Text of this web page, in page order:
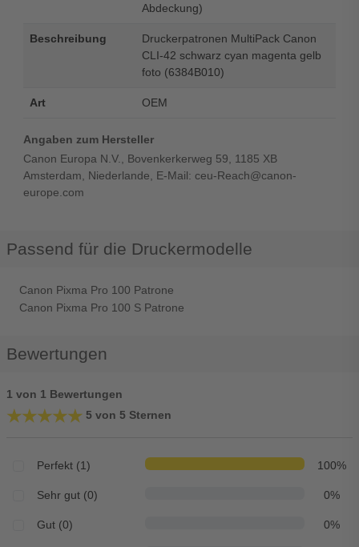
Abdeckung)
Beschreibung
Druckerpatronen MultiPack Canon
CLI-42 schwarz cyan magenta gelb
foto (6384B010)
Art OEM
Angaben zum Hersteller
Canon Europa N.V., Bovenkerkerweg 59, 1185 XB
Amsterdam, Niederlande, E-Mail: ceu-Reach@canon-
europe.com
Passend für die Druckermodelle
Canon Pixma Pro 100 Patrone
Canon Pixma Pro 100 S Patrone
Bewertungen
1 von 1 Bewertungen
★★★★★
★★★★★ 5 von 5 Sternen
Perfekt (1) 100%
Sehr gut (0) 0%
Gut (0) 0%